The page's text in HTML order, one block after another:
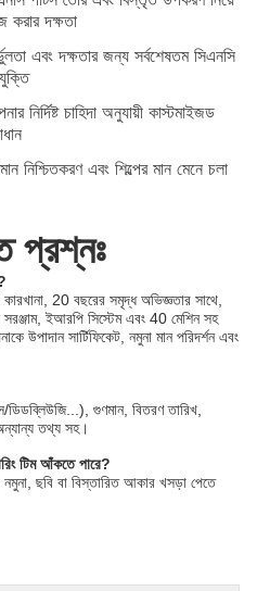
করার দক্ষতা
এবং দক্ষতার জন্য সর্বশেষতম সিএনসি
নির্দিষ্ট চাহিদা অনুযায়ী কাস্টমাইজড
নিশ্চিতকরণ এবং শিল্পের মান মেনে চলা
প্রশ্নঃ
20 বছরের সমৃদ্ধ অভিজ্ঞতার সাথে,
ইআরপি সিস্টেম এবং 40 মেশিন সহ
উপাদান সার্টিফিকেট, নমুনা মান পরিদর্শন এবং
গুণমান, বিতরণ তারিখ,
অন্যান্য তথ্য সহ।
টিম আঁকতে পারে?
ছবি বা বিস্তারিত আকার খসড়া পেতে